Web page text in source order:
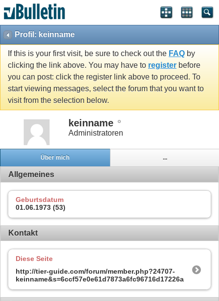
Profil: keinname
If this is your first visit, be sure to check out the FAQ by
clicking the link above. You may have to register before
you can post: click the register link above to proceed. To
start viewing messages, select the forum that you want to
visit from the selection below.
keinname
Administratoren
Über mich ...
Allgemeines
Geburtsdatum
01.06.1973 (53)
Kontakt
Diese Seite
http://tier-guide.com/forum/member.php?24707-
keinname&s=6ccf57e0e61d7873a6fc96716d17226a